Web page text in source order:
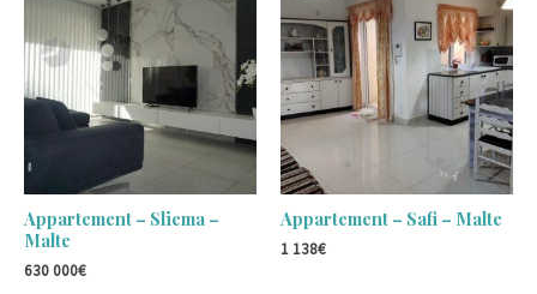
Appartement – Sliema –
Malte
630 000€
Appartement – Safi – Malte
1 138€